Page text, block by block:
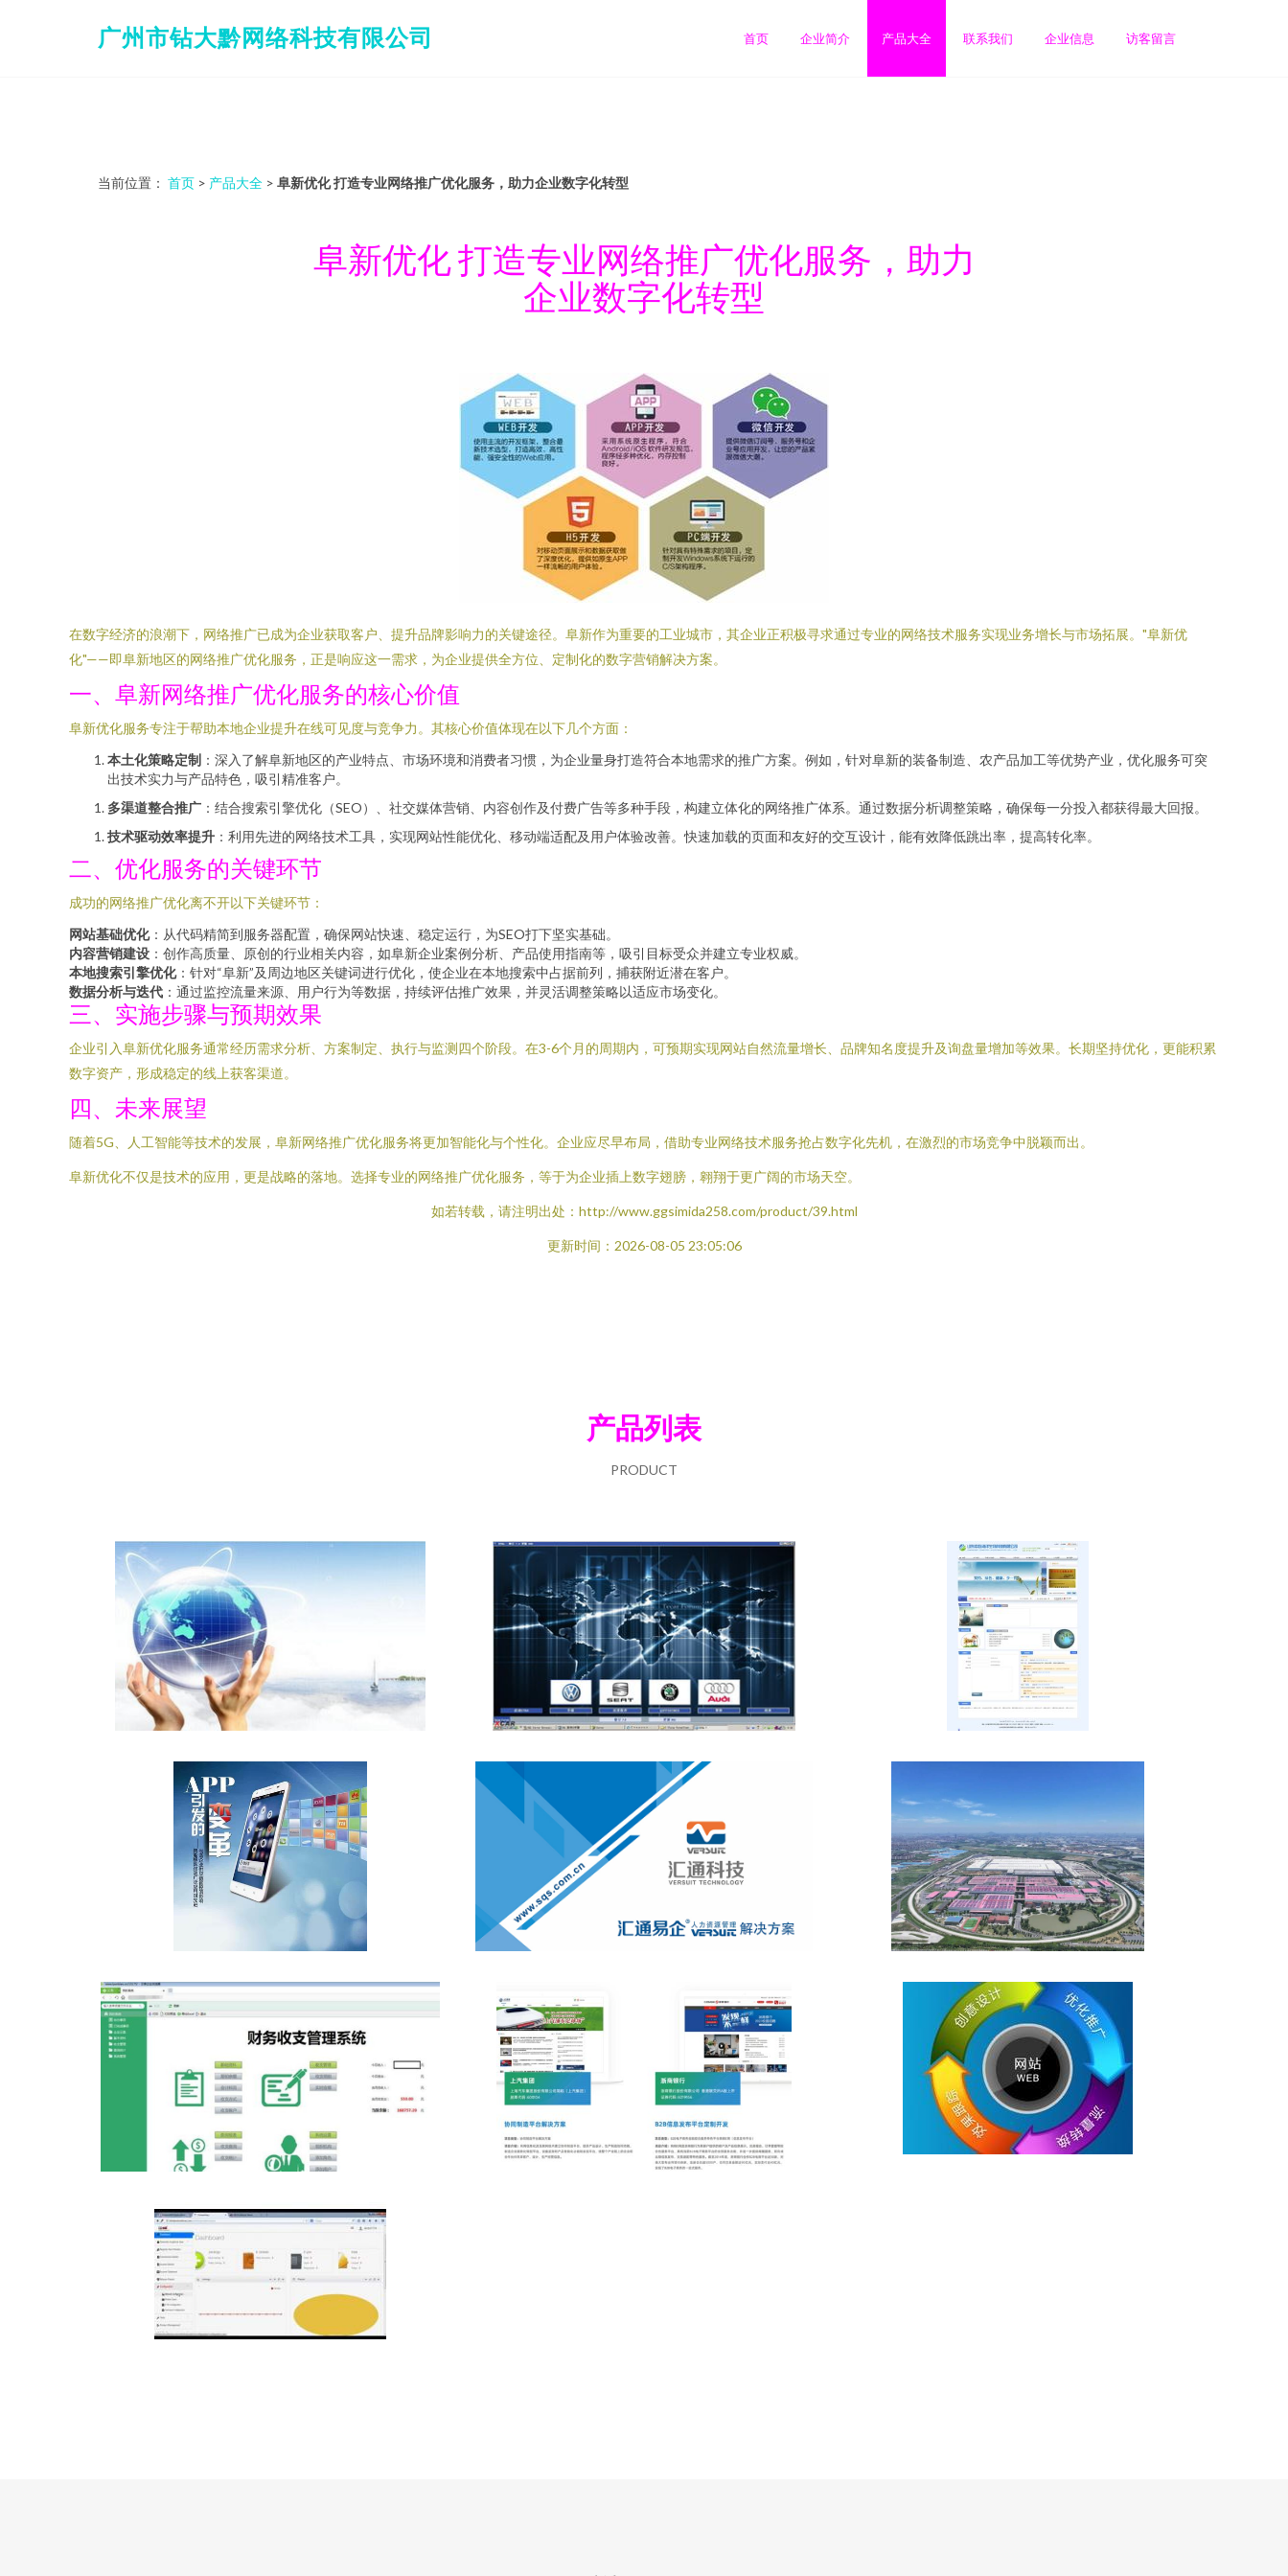
广州市钻大黔网络科技有限公司 首页 企业简介 产品大全 联系我们 企业信息 访客留言
当前位置： 首页 > 产品大全 > 阜新优化 打造专业网络推广优化服务，助力企业数字化转型
阜新优化 打造专业网络推广优化服务，助力
企业数字化转型
在数字经济的浪潮下，网络推广已成为企业获取客户、提升品牌影响力的关键途径。阜新作为重要的工业城市，其企业正积极寻求通过专业的网络技术服务实现业务增长与市场拓展。"阜新优
化"——即阜新地区的网络推广优化服务，正是响应这一需求，为企业提供全方位、定制化的数字营销解决方案。
一、阜新网络推广优化服务的核心价值
阜新优化服务专注于帮助本地企业提升在线可见度与竞争力。其核心价值体现在以下几个方面：
本土化策略定制 ：深入了解阜新地区的产业特点、市场环境和消费者习惯，为企业量身打造符合本地需求的推广方案。例如，针对阜新的装备制造、农产品加工等优势产业，优化服务可突
出技术实力与产品特色，吸引精准客户。
多渠道整合推广 ：结合搜索引擎优化（SEO）、社交媒体营销、内容创作及付费广告等多种手段，构建立体化的网络推广体系。通过数据分析调整策略，确保每一分投入都获得最大回报。
技术驱动效率提升 ：利用先进的网络技术工具，实现网站性能优化、移动端适配及用户体验改善。快速加载的页面和友好的交互设计，能有效降低跳出率，提高转化率。
二、优化服务的关键环节
成功的网络推广优化离不开以下关键环节：
网站基础优化：从代码精简到服务器配置，确保网站快速、稳定运行，为SEO打下坚实基础。
内容营销建设 ：创作高质量、原创的行业相关内容，如阜新企业案例分析、产品使用指南等，吸引目标受众并建立专业权威。
本地搜索引擎优化：针对“阜新”及周边地区关键词进行优化，使企业在本地搜索中占据前列，捕获附近潜在客户。
数据分析与迭代 ：通过监控流量来源、用户行为等数据，持续评估推广效果，并灵活调整策略以适应市场变化。
三、实施步骤与预期效果
企业引入阜新优化服务通常经历需求分析、方案制定、执行与监测四个阶段。在3-6个月的周期内，可预期实现网站自然流量增长、品牌知名度提升及询盘量增加等效果。长期坚持优化，更能积累
数字资产，形成稳定的线上获客渠道。
四、未来展望
随着5G、人工智能等技术的发展，阜新网络推广优化服务将更加智能化与个性化。企业应尽早布局，借助专业网络技术服务抢占数字化先机，在激烈的市场竞争中脱颖而出。
阜新优化不仅是技术的应用，更是战略的落地。选择专业的网络推广优化服务，等于为企业插上数字翅膀，翱翔于更广阔的市场天空。
如若转载，请注明出处：http://www.ggsimida258.com/product/39.html
更新时间：2026-08-05 23:05:06
产品列表
PRODUCT